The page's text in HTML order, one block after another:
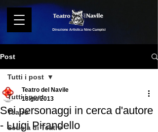
Direzione Artistica Nino Campisi
Post
Tutti i post
Teatro
Scuola di Teatro
Tutti i post
Sei personaggi in cerca d'autore
- Luigi Pirandello
Teatro del Navile
18 giu 2013